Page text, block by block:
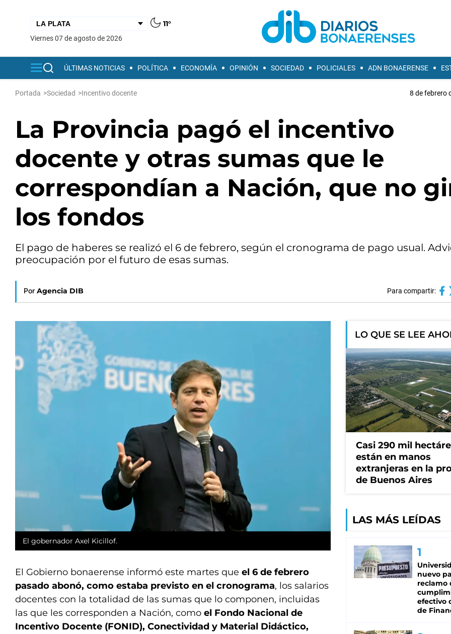
11°
viernes 07 de agosto de 2026
ÚLTIMAS NOTICIAS POLÍTICA ECONOMÍA OPINIÓN SOCIEDAD POLICIALES ADN BONAERENSE
Portada >Sociedad >Incentivo docente 8 de febrero
La Provincia pagó el incentivo
docente y otras sumas que le
correspondían a Nación, que no
los fondos
El pago de haberes se realizó el 6 de febrero, según el cronograma de pago usual.
preocupación por el futuro de esas sumas.
Por Agencia DIB Para compartir:
El gobernador Axel Kicillof.
El Gobierno bonaerense informó este martes que el 6 de febrero
pasado abonó, como estaba previsto en el cronograma, los salarios
docentes con la totalidad de las sumas que lo componen, incluidas
las que les corresponden a Nación, como el Fondo Nacional de
Incentivo Docente (FONID), Conectividad y Material Didáctico,
LO QUE SE LEE
Casi 290 mil
están en manos
extranjeras en la
de Buenos Aires
LAS MÁS LEÍDAS
nuevo
reclamo
efectivo
de